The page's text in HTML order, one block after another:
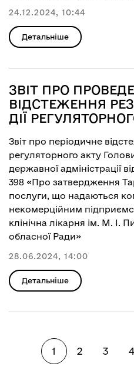
24.12.2024, 10:44
Детальніше
ЗВІТ ПРО
ВІДСТЕЖЕННЯ
ДІЇ
Звіт про періодичне
регуляторного акту
державної адміністрації
398 «Про затвердження
послуги, що надаються
некомерційним
клінічна лікарня ім. М. І.
обласної Ради»
28.06.2024, 14:00
Детальніше
1 2 3 4